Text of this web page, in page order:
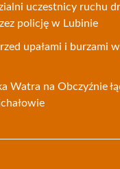
uczestnicy ruchu
policję w Lubinie
upałami i burzami
Watra na Obczyźnie